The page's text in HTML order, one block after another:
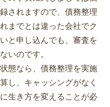
されますので、債務整理
までとは違った会社でク
と申し込んでも、審査を
いのです。
態なら、債務整理を実施
し、キャッシングがなく
生き方を変えることが必